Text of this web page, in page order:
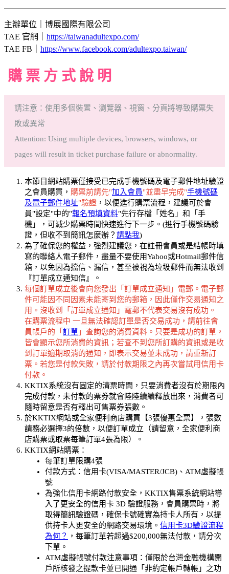
主辦單位｜博展國際有限公司
TAE 官網｜ https://taiwanadultexpo.com/
TAE FB｜ https://www.facebook.com/adultexpo.taiwan/
購 票 方 式 說 明
請注意：使用多個裝置、瀏覽器、視窗、分頁將導致購票失
敗或異常
Attention: Using multiple devices, browsers, windows, or
pages will result in ticket purchase failure or abnormality.
本節目網站購票僅接受已完成手機號碼及電子郵件地址驗證
之會員購買， 購票前請先"加入會員"並盡早完成"手機號碼
及電子郵件地址"驗證 ，以便進行購票流程，建議可於會
員"設定"中的"報名預填資料"先行存檔「姓名」和「手
機」，可減少購票時間快速進行下一步。(進行手機號碼驗
證，但收不到簡訊怎麼辦？ 請點我)
為了確保您的權益，強烈建議您，在註冊會員或是結帳時填
寫的聯絡人電子郵件，盡量不要使用Yahoo或Hotmail郵件信
箱，以免因為擋信、漏信，甚至被視為垃圾郵件而無法收到
『訂單成立通知信』。
每個訂單成立後會向您發出「訂單成立通知」電郵。電子郵
件可能因不同因素未能寄到您的郵箱，因此僅作交易通知之
用。沒收到「訂單成立通知」電郵不代表交易沒有成功。
在購票流程中 一旦無法確認訂單是否交易成功，請前往會
員帳戶的「 訂單 」查詢您的消費資料。只要是成功的訂單，
皆會顯示您所消費的資訊；若查不到您所訂購的資訊或是收
到訂單逾期取消的通知，即表示交易並未成功，請重新訂
票。若您是付款失敗，請於付款期限之內再次嘗試用信用卡
付款。
KKTIX系統沒有固定的清票時間，只要消費者沒有於期限內
完成付款，未付款的票券就會陸陸續續釋放出來，消費者可
隨時留意是否有釋出可售票券張數。
於KKTIX網站或全家便利商店購買【3張優惠全票】，張數
請務必選擇3的倍數，以便訂單成立（請留意，全家便利商
店購票或取票每筆訂單4張為限）。
KKTIX網站購票：
每筆訂單限購4張
付款方式：信用卡(VISA/MASTER/JCB)、ATM虛擬帳
號
為強化信用卡網路付款安全，KKTIX售票系統網站導
入了更安全的信用卡 3D 驗證服務，會員購票時，將
取得簡訊驗證碼，確保卡號確實為持卡人所有，以提
供持卡人更安全的網路交易環境。 信用卡3D驗證流程
為何？
，每筆訂單若超過$200,000無法付款，請分次
下單。
ATM虛擬帳號付款注意事項：僅限於台灣金融機構開
戶所核發之提款卡並已開通「非約定帳戶轉帳」之功